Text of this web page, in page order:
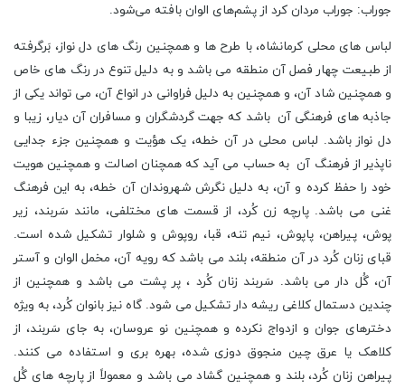
جوراب: جوراب مردان کرد از پشم‌های الوان بافته می‌شود.
لباس های محلی کرمانشاه، با طرح ها و همچنین رنگ های دل نواز، بَرگرفته
از طبیعت چهار فصل آن منطقه می باشد و به دلیل تنوع در رنگ های خاص
و همچنین شاد آن، و همچنین به دلیل فراوانی در انواع آن، می تواند یکی از
جاذبه های فرهنگی آن باشد که جهت گردشگران و مسافران آن دیار، زیبا و
دل نواز باشد. لباس محلی در آن خطه، یک هؤیت و همچنین جزء جدایی
ناپذیر از فرهنگ آن به حساب می آید که همچنان اصالت و همچنین هویت
خود را حفظ کرده و آن، به دلیل نگرش شهروندان آن خطه، به این فرهنگ
غنی می باشد. پارچه زن کُرد، از قسمت های مختلفی، مانند سَربند، زیر
پوش، پیراهن، پاپوش، نیم تنه، قبا، روپوش و شلوار تشکیل شده است.
قبای زنان کُرد در آن منطقه، بلند می باشد که رویه آن، مخمل الوان و آستر
آن، گُل دار می باشد. سَربند زنان کُرد ، پر پشت می باشد و همچنین از
چندین دستمال کلاغی ریشه دار تشکیل می شود. گاه نیز بانوان کُرد، به ویژه
دخترهای جوان و ازدواج نکرده و همچنین نو عروسان، به جای سَربند، از
کلاهک یا عرق چین منجوق دوزی شده، بهره بری و استفاده می کنند.
پیراهن زنان کُرد، بلند و همچنین گشاد می باشد و معمولاً از پارچه های گُل